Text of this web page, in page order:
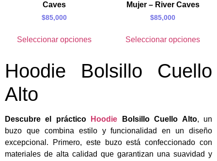
Caves
$85,000
Seleccionar opciones
Mujer – River Caves
$85,000
Seleccionar opciones
Hoodie Bolsillo Cuello
Alto
Descubre el práctico Hoodie Bolsillo Cuello Alto, un
buzo que combina estilo y funcionalidad en un diseño
excepcional. Primero, este buzo está confeccionado con
materiales de alta calidad que garantizan una suavidad y